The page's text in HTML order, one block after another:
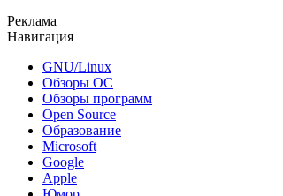
Реклама
Навигация
GNU/Linux
Обзоры ОС
Обзоры программ
Open Source
Образование
Microsoft
Google
Apple